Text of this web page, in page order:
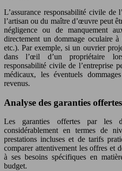
L’assurance responsabilité civile de
l’artisan ou du maître d’œuvre peut
négligence ou de manquement
directement un dommage oculaire
etc.). Par exemple, si un ouvrier
dans l’œil d’un propriétaire
responsabilité civile de l’entreprise
médicaux, les éventuels
revenus.
Analyse des garanties
Les garanties offertes par les
considérablement en termes de
prestations incluses et de tarifs
comparer attentivement les offres et
à ses besoins spécifiques en
budget.